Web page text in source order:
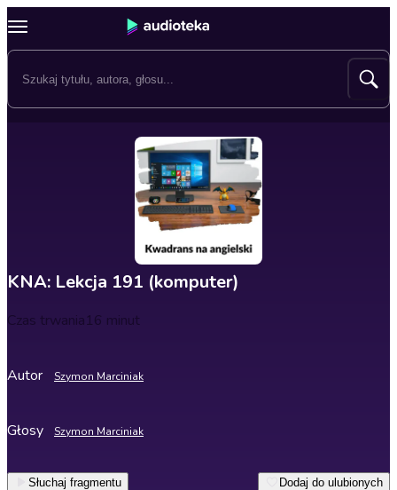
KNA: Lekcja 191 (komputer)
Czas trwania16 minut
Autor Szymon Marciniak
Głosy Szymon Marciniak
Słuchaj fragmentu Dodaj do ulubionych